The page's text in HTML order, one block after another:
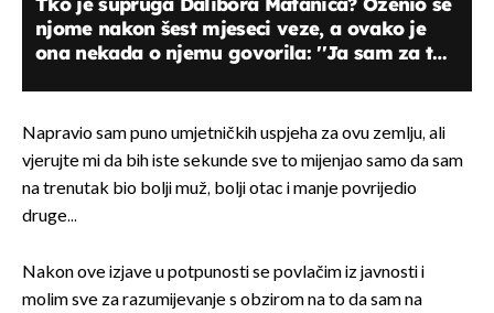
njome nakon šest mjeseci veze, a ovako je
ona nekada o njemu govorila: ''Ja sam za tu
Napravio sam puno umjetničkih uspjeha za ovu zemlju, ali
vjerujte mi da bih iste sekunde sve to mijenjao samo da sam
na trenutak bio bolji muž, bolji otac i manje povrijedio
druge...
Nakon ove izjave u potpunosti se povlačim iz javnosti i
molim sve za razumijevanje s obzirom na to da sam na